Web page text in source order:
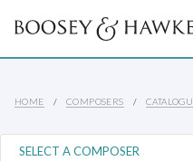
HOME COMPOSERS